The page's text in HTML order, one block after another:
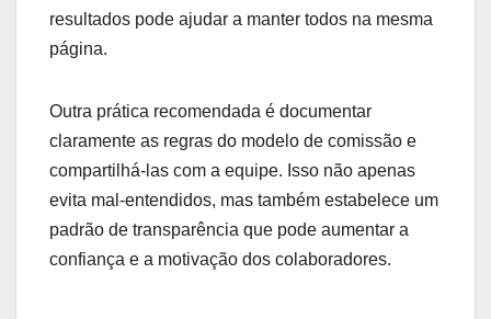
Além disso, a implementação de ferramentas de
esse processo. Considere utilizar software de
CRM que permita monitorar vendas e interações
com clientes, facilitando a coleta de dados
necessários para a avaliação de desempenho.
Expectativas não